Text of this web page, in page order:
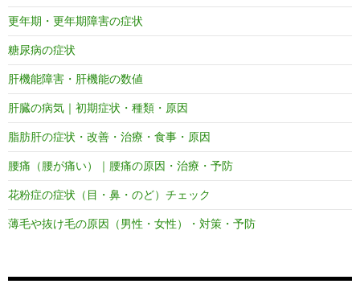
更年期・更年期障害の症状
糖尿病の症状
肝機能障害・肝機能の数値
肝臓の病気｜初期症状・種類・原因
脂肪肝の症状・改善・治療・食事・原因
腰痛（腰が痛い）｜腰痛の原因・治療・予防
花粉症の症状（目・鼻・のど）チェック
薄毛や抜け毛の原因（男性・女性）・対策・予防